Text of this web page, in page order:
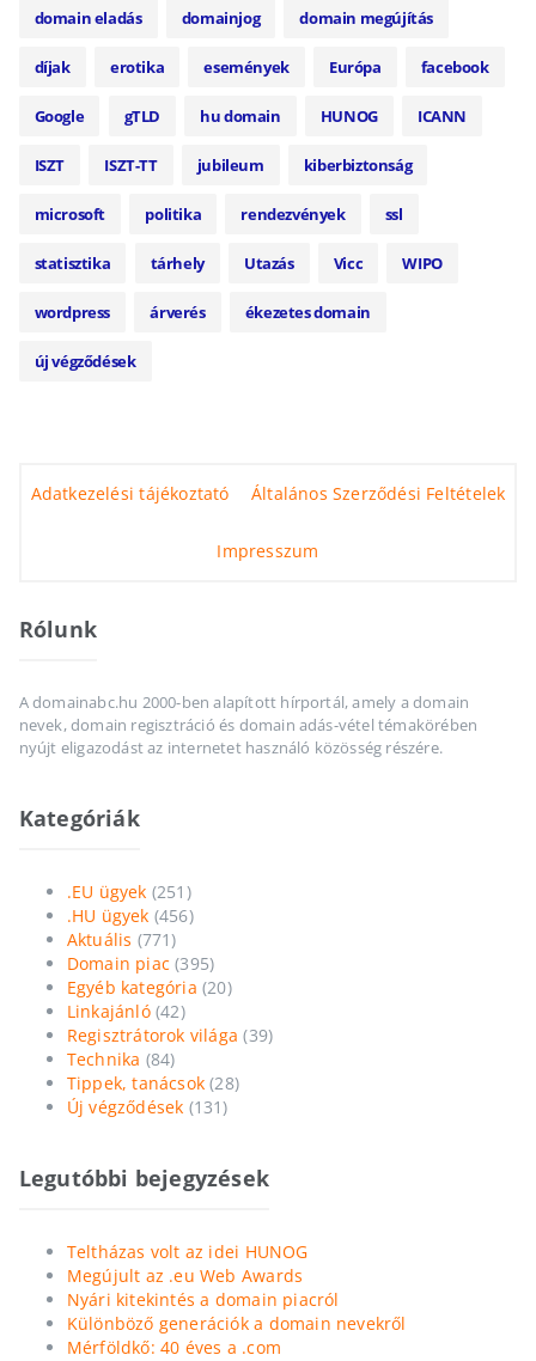
domain eladás domainjog domain megújítás
díjak erotika események Európa facebook
Google gTLD hu domain HUNOG ICANN
ISZT ISZT-TT jubileum kiberbiztonság
microsoft politika rendezvények ssl
statisztika tárhely Utazás Vicc WIPO
wordpress árverés ékezetes domain
új végződések
Adatkezelési tájékoztató Általános Szerződési Feltételek
Impresszum
Rólunk
A domainabc.hu 2000-ben alapított hírportál, amely a domain
nevek, domain regisztráció és domain adás-vétel témakörében
nyújt eligazodást az internetet használó közösség részére.
Kategóriák
.EU ügyek (251)
.HU ügyek (456)
Aktuális (771)
Domain piac (395)
Egyéb kategória (20)
Linkajánló(42)
Regisztrátorok világa (39)
Technika (84)
Tippek, tanácsok (28)
Új végződések (131)
Legutóbbi bejegyzések
Teltházas volt az idei HUNOG
Megújult az .eu Web Awards
Nyári kitekintés a domain piacról
Különböző generációk a domain nevekről
Mérföldkő: 40 éves a .com